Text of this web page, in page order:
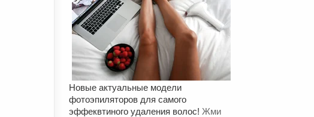
Новые актуальные модели
фотоэпиляторов для самого
эффеквтиного удаления волос! Жми